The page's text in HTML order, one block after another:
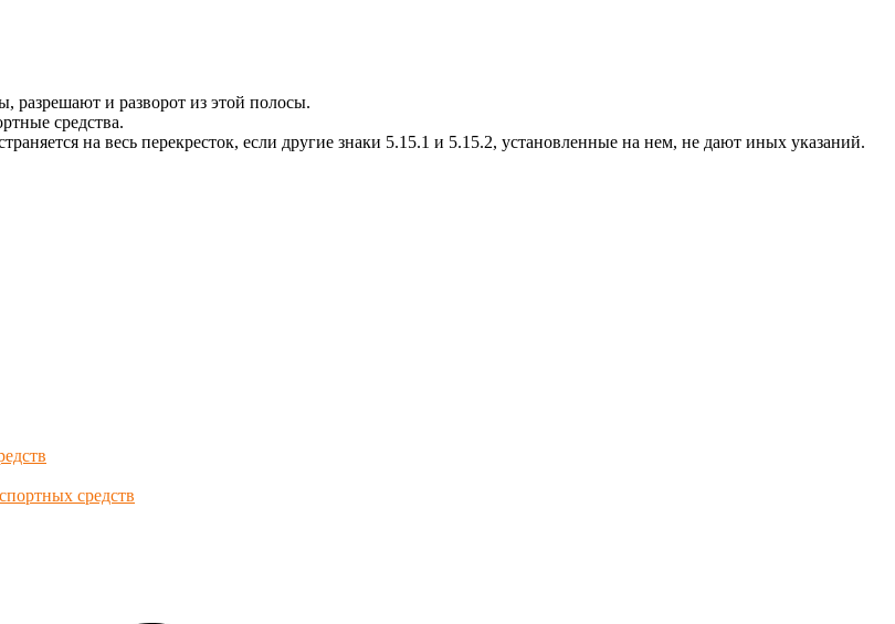
разрешают и разворот из этой полосы.
средства.
на весь перекресток, если другие знаки 5.15.1 и 5.15.2, установленные на нем, не дают иных указаний.
средств